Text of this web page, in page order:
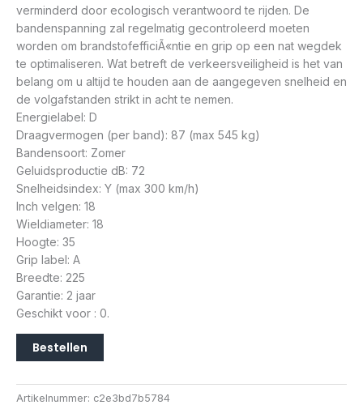
verminderd door ecologisch verantwoord te rijden. De
bandenspanning zal regelmatig gecontroleerd moeten
worden om brandstofefficiÃ«ntie en grip op een nat wegdek
te optimaliseren. Wat betreft de verkeersveiligheid is het van
belang om u altijd te houden aan de aangegeven snelheid en
de volgafstanden strikt in acht te nemen.
Energielabel: D
Draagvermogen (per band): 87 (max 545 kg)
Bandensoort: Zomer
Geluidsproductie dB: 72
Snelheidsindex: Y (max 300 km/h)
Inch velgen: 18
Wieldiameter: 18
Hoogte: 35
Grip label: A
Breedte: 225
Garantie: 2 jaar
Geschikt voor : 0.
Bestellen
Artikelnummer: c2e3bd7b5784